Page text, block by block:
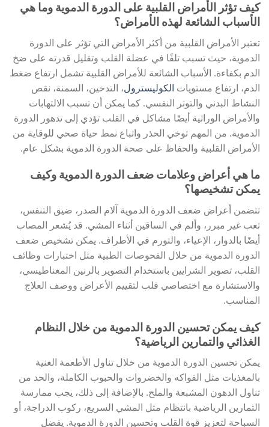
كيف تؤثر الأمراض القلبية على الدورة الدموية وما هي
الأسباب الشائعة لهذه الأمراض؟
تعتبر الأمراض القلبية من أكثر الأمراض التي تؤثر على الدورة
الدموية، حيث تسبب تلفًا في عضلة القلب وتقليل قدرته على ضخ
الدم بكفاءة. الأسباب الشائعة للأمراض القلبية تشمل ارتفاع ضغط
الدم، ارتفاع مستويات
الكوليسترول، التدخين، السمنة، نقص
النشاط البدني والتوتر النفسي. كما يمكن أن تسبب الالتهابات
والأمراض الوراثية أيضًا مشاكل في القلب تؤدي إلى تدهور الدورة
الدموية. من المهم توخي الحذر واتباع نمط حياة صحي للوقاية من
الأمراض القلبية والحفاظ على صحة الدورة الدموية بشكل عام.
ما هي أعراض وعلامات ضعف الدورة الدموية وكيف
يمكن تشخيصها؟
تتضمن أعراض ضعف الدورة الدموية آلام الصدر، ضيق التنفس،
تعب غير مبرر، وألم في الساقين أثناء المشي. قد يُشعر المصاب
أيضًا بالدوار، الإعياء، والتورم في الأطراف. يمكن تشخيص ضعف
الدورة الدموية من خلال الفحوصات الطبية مثل اختبارات وظائف
القلب، تصوير الشرايين باستخدام التصوير بالرنين المغناطيسي،
والاستشارة مع اختصاصي قلب لتقييم الأعراض ووصف العلاج
المناسب.
كيف يمكن تحسين الدورة الدموية من خلال النظام
الغذائي والتمارين الرياضية؟
يمكن تحسين الدورة الدموية من خلال تناول الأطعمة الغنية
بالمغذيات مثل الفواكه والخضروات والحبوب الكاملة، والحد من
تناول الدهون المشبعة والملح. بالإضافة إلى ذلك، يجب ممارسة
التمارين الرياضية بانتظام مثل المشي السريع، ركوب الدراجة، أو
السباحة لتعزيز قوة القلب وتحسين الدورة الدموية. يفضل